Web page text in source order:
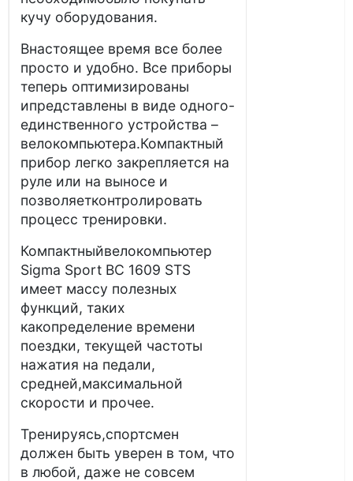
кучу оборудования.
Внастоящее время все более
просто и удобно. Все приборы
теперь оптимизированы
ипредставлены в виде одного-
единственного устройства –
велокомпьютера.Компактный
прибор легко закрепляется на
руле или на выносе и
позволяетконтролировать
процесс тренировки.
Компактныйвелокомпьютер
Sigma Sport BC 1609 STS
имеет массу полезных
функций, таких
какопределение времени
поездки, текущей частоты
нажатия на педали,
средней,максимальной
скорости и прочее.
Тренируясь,спортсмен
должен быть уверен в том, что
в любой, даже не совсем